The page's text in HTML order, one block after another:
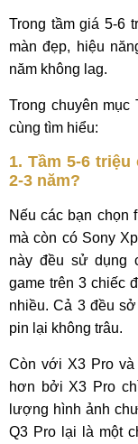
Trong tầm giá 5-6
màn đẹp, hiệu
năm không lag.
Trong chuyên mục
cùng tìm hiểu:
1. Tầm 5-6
2-3 năm?
Nếu các bạn chọn
mà còn có Sony
này đều sử dụng
game trên 3 chiếc
nhiều. Cả 3 đều
pin lại không trâu.
Còn với X3 Pro và
hơn bởi X3 Pro
lượng hình ảnh
Q3 Pro lại là một